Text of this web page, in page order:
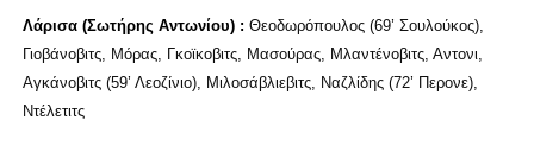
Λάρισα (Σωτήρης Αντωνίου) : Θεοδωρόπουλος (69’ Σουλούκος),
Γιοβάνοβιτς, Μόρας, Γκοϊκοβιτς, Μασούρας, Μλαντένοβιτς, Αντονι,
Αγκάνοβιτς (59’ Λεοζίνιο), Μιλοσάβλιεβιτς, Ναζλίδης (72’ Περονε),
Ντέλετιτς